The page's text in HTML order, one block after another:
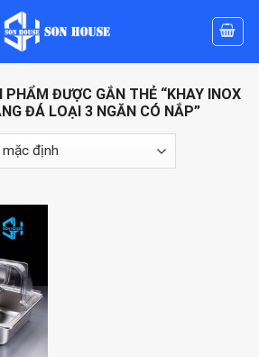
PHẨM ĐƯỢC GẮN THẺ “KHAY INOX
ĐÁ LOẠI 3 NGĂN CÓ NẮP”